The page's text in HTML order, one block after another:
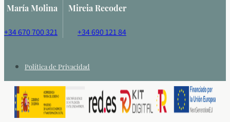
María Molina
+34 670 700 321
Mireia Recoder
+34 690 121 84
Política de Privacidad